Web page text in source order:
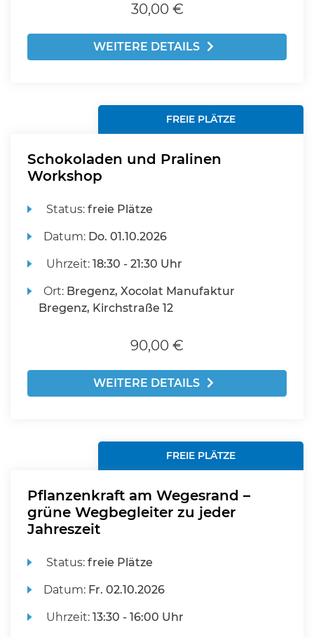
30,00 €
WEITERE DETAILS
FREIE PLÄTZE
Schokoladen und Pralinen
Workshop
Status:freie Plätze
Datum: Do. 01.10.2026
Uhrzeit:18:30 - 21:30 Uhr
Ort: Bregenz, Xocolat Manufaktur
Bregenz, Kirchstraße 12
90,00 €
WEITERE DETAILS
FREIE PLÄTZE
Pflanzenkraft am Wegesrand –
grüne Wegbegleiter zu jeder
Jahreszeit
Status:freie Plätze
Datum: Fr. 02.10.2026
Uhrzeit:13:30 - 16:00 Uhr